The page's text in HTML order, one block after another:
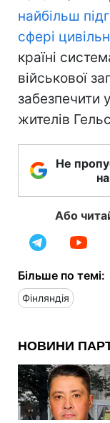
найбільш
сфері
країні
військової
забезпечити
жителів
Не
Або
Більше по темі:
Фінляндія